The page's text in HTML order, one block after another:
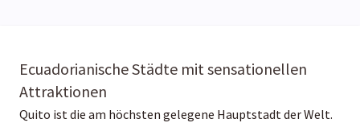
Ecuadorianische Städte mit sensationellen
Attraktionen
Quito ist die am höchsten gelegene Hauptstadt der Welt.